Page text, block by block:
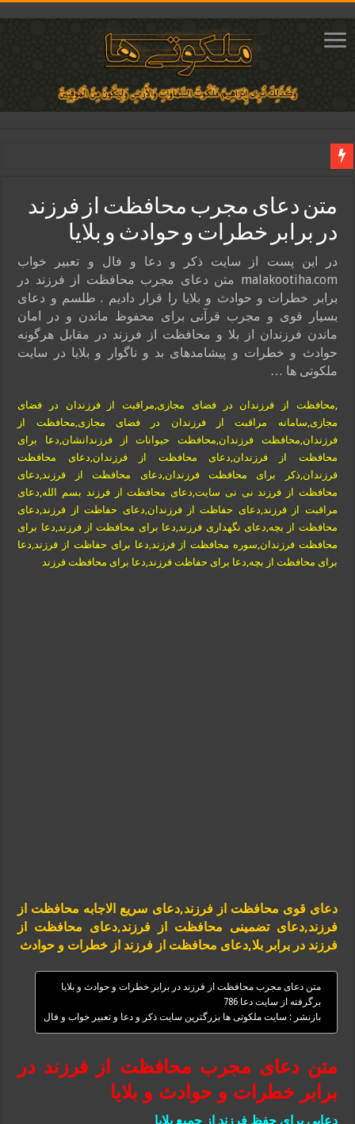
ختم آیات ۲ و ۳ سوره طلاق برای افزایش رزق و روزی | روش ختم، متن آیات و فضیلت
آیات قرآنی برای استجابت دعا و آسان شدن کارها و برآورده شدن حاجت
قویترین ذکر استجابت دعا و حاجت روایی | ذکر اسماء الحسنی برآورده شدن حاجت
دعای افزایش رزق و روزی و ثروتمند شدن | متن دعا و اذکار مجرب
متن دعای مجرب محافظت از فرزند
در برابر خطرات و حوادث و بلایا
در این پست از سایت ذکر و دعا و فال و تعبیر خواب
malakootiha.com متن دعای مجرب محافظت از فرزند در
برابر خطرات و حوادث و بلایا را قرار دادیم . طلسم و دعای
بسیار قوی و مجرب قرآنی برای محفوظ ماندن و در امان
ماندن فرزندان از بلا و محافظت از فرزند در مقابل هرگونه
حوادث و خطرات و پیشامدهای بد و ناگوار و بلایا در سایت
ملکوتی ها …
,محافظت از فرزندان در فضای مجازی,مراقبت از فرزندان در فضای
مجازی,سامانه مراقبت از فرزندان در فضای مجازی,محافظت از
فرزندان,محافظت فرزندان,محافظت حیوانات از فرزندانشان,دعا برای
محافظت از فرزندان,دعای محافظت از فرزندان,دعای محافظت
فرزندان,ذکر برای محافظت فرزندان,دعای محافظت از فرزند,دعای
محافظت از فرزند نی نی سایت,دعای محافظت از فرزند بسم الله,دعای
مراقبت از فرزند,دعای حفاظت از فرزندان,دعای حفاظت از فرزند,دعای
محافظت از بچه,دعای نگهداری فرزند,دعا برای محافظت از فرزند,دعا برای
محافظت فرزندان,سوره محافظت از فرزند,دعا برای حفاظت از فرزند,دعا
برای محافظت از بچه,دعا برای حفاظت فرزند,دعا برای محافظت فرزند
دعای قوی محافظت از فرزند,دعای سریع الاجابه محافظت از
فرزند,دعای تضمینی محافظت از فرزند,دعای محافظت از
فرزند در برابر بلا,دعای محافظت از فرزند از خطرات و حوادث
متن دعای مجرب محافظت از فرزند در برابر خطرات و حوادث و بلایا
برگرفته از سایت دعا 786
بازنشر : سایت ملکوتی ها بزرگترین سایت ذکر و دعا و تعبیر خواب و فال
متن دعای مجرب محافظت از فرزند در
برابر خطرات و حوادث و بلایا
دعایی برای حفظ فرزند از جمیع بلایا